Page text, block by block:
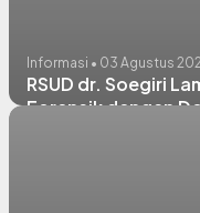
Informasi • 03 Agustus
RSUD dr. Soegiri
Forensik dengan